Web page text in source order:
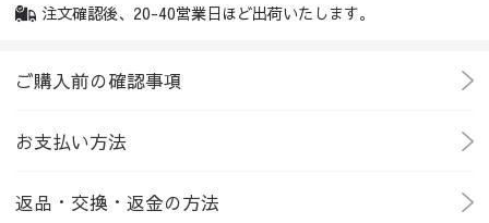
注文確認後、20-40営業日ほど出荷いたします。
ご購入前の確認事項
お支払い方法
返品・交換・返金の方法